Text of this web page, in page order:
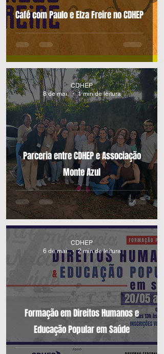
Café com Paulo e Elza Freire no CDHEP
Parceria entre CDHEP e Associação
Monte Azul
CDHEP
8 de mai.
1 min de leitura
Formação em Direitos Humanos e
Educação Popular em Saúde
CDHEP
6 de mai.
2 min de leitura